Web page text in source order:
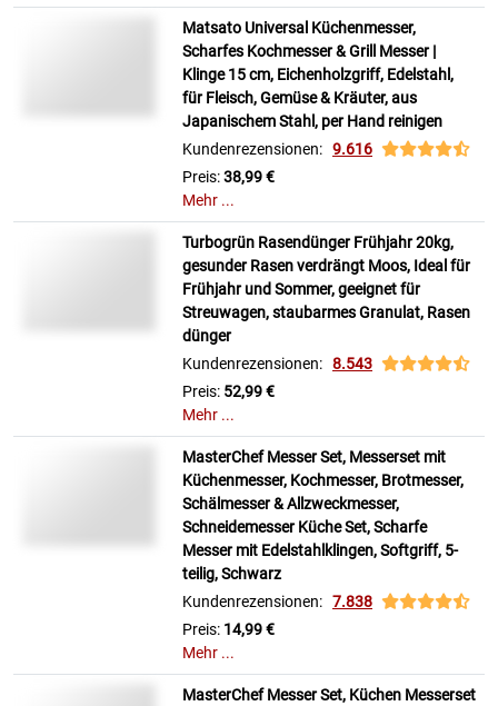
Matsato Universal Küchenmesser,
Scharfes Kochmesser & Grill Messer |
Klinge 15 cm, Eichenholzgriff, Edelstahl,
für Fleisch, Gemüse & Kräuter, aus
Japanischem Stahl, per Hand reinigen
Kundenrezensionen: 9.616
Preis:38,99 €
Mehr ...
Turbogrün Rasendünger Frühjahr 20kg,
gesunder Rasen verdrängt Moos, Ideal für
Frühjahr und Sommer, geeignet für
Streuwagen, staubarmes Granulat, Rasen
dünger
Kundenrezensionen: 8.543
Preis: 52,99 €
Mehr ...
MasterChef Messer Set, Messerset mit
Küchenmesser, Kochmesser, Brotmesser,
Schälmesser & Allzweckmesser,
Schneidemesser Küche Set, Scharfe
Messer mit Edelstahlklingen, Softgriff, 5-
teilig, Schwarz
Kundenrezensionen: 7.838
Preis: 14,99 €
Mehr ...
MasterChef Messer Set, Küchen Messerset